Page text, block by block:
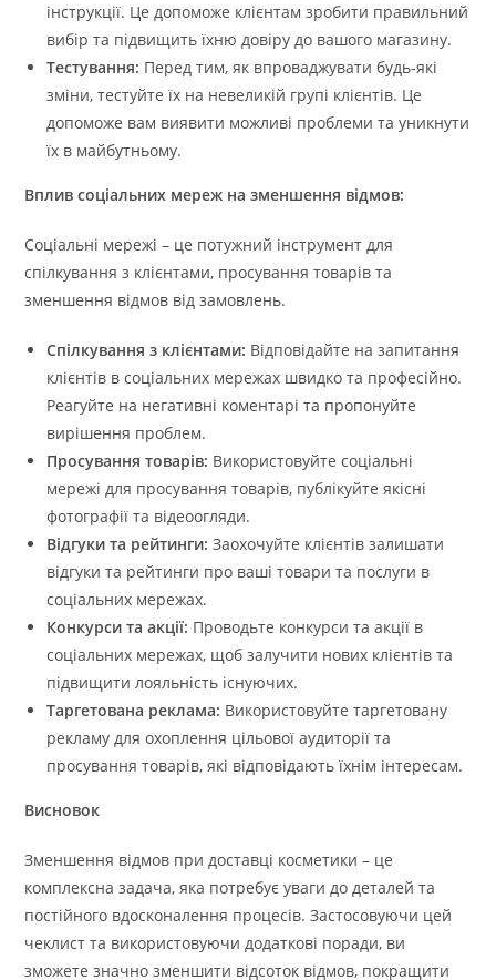
інструкції. Це допоможе клієнтам зробити правильний
вибір та підвищить їхню довіру до вашого магазину.
Тестування: Перед тим, як впроваджувати будь-які
зміни, тестуйте їх на невеликій групі клієнтів. Це
допоможе вам виявити можливі проблеми та уникнути
їх в майбутньому.
Вплив соціальних мереж на зменшення відмов:
Соціальні мережі – це потужний інструмент для
спілкування з клієнтами, просування товарів та
зменшення відмов від замовлень.
Спілкування з клієнтами: Відповідайте на запитання
клієнтів в соціальних мережах швидко та професійно.
Реагуйте на негативні коментарі та пропонуйте
вирішення проблем.
Просування товарів: Використовуйте соціальні
мережі для просування товарів, публікуйте якісні
фотографії та відеоогляди.
Відгуки та рейтинги: Заохочуйте клієнтів залишати
відгуки та рейтинги про ваші товари та послуги в
соціальних мережах.
Конкурси та акції: Проводьте конкурси та акції в
соціальних мережах, щоб залучити нових клієнтів та
підвищити лояльність існуючих.
Таргетована реклама: Використовуйте таргетовану
рекламу для охоплення цільової аудиторії та
просування товарів, які відповідають їхнім інтересам.
Висновок
Зменшення відмов при доставці косметики – це
комплексна задача, яка потребує уваги до деталей та
постійного вдосконалення процесів. Застосовуючи цей
чеклист та використовуючи додаткові поради, ви
зможете значно зменшити відсоток відмов, покращити